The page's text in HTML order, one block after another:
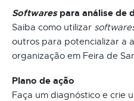
Softwarespara análise de
Saiba como utilizar
outros para potencializar a
organização em Feira de
Plano de ação
Faça um diagnóstico e crie